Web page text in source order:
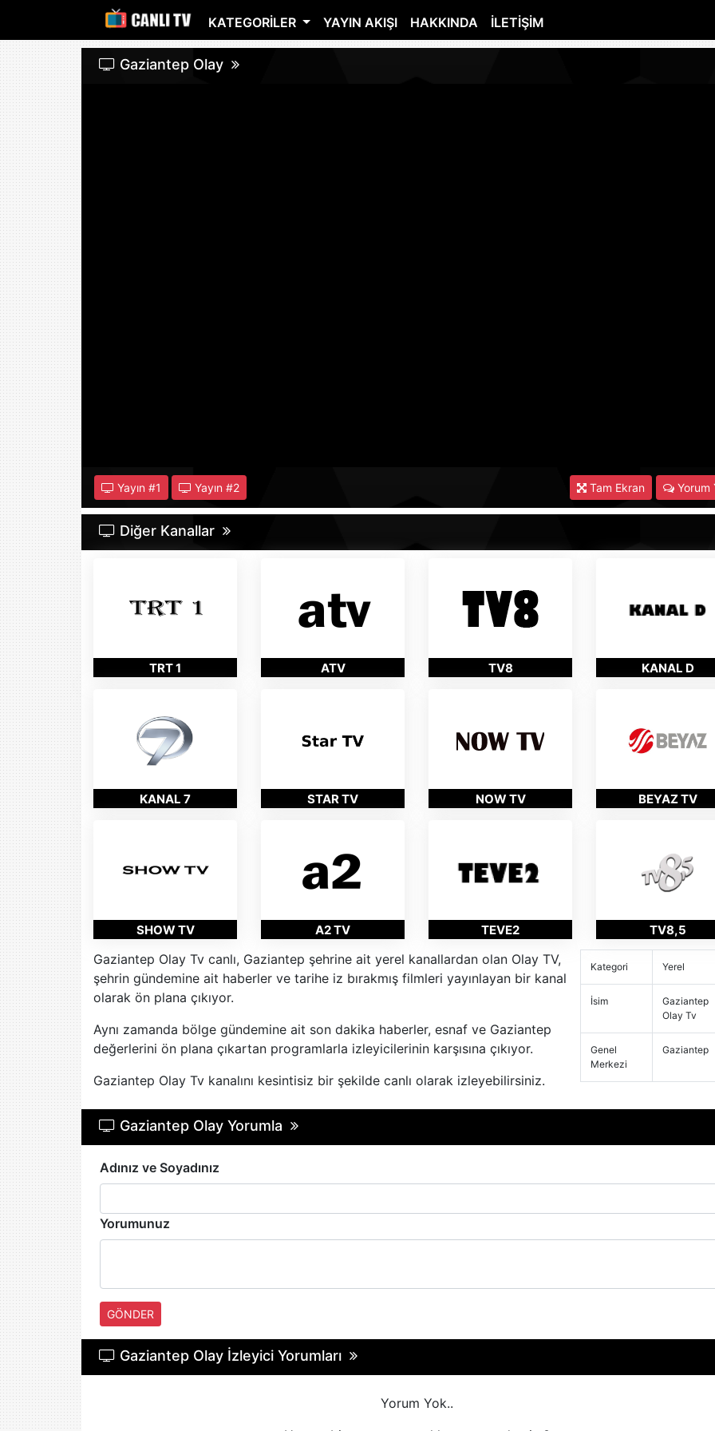
KATEGORILER YAYIN AKIŞI HAKKINDA İLETIŞIM
Gaziantep Olay
Yayın #1 Yayın #2 Tam Ekran Yorum
Diğer Kanallar
TRT 1 ATV TV8 KANAL D
KANAL 7 STAR TV NOW TV BEYAZ TV
SHOW TV A2 TV TEVE2 TV8,5
Kategori Yerel
İsim
Gaziantep
Olay Tv
Genel
Merkezi
Gaziantep
Gaziantep Olay Tv canlı, Gaziantep şehrine ait yerel kanallardan olan Olay TV,
şehrin gündemine ait haberler ve tarihe iz bırakmış filmleri yayınlayan bir kanal
olarak ön plana çıkıyor.
Aynı zamanda bölge gündemine ait son dakika haberler, esnaf ve Gaziantep
değerlerini ön plana çıkartan programlarla izleyicilerinin karşısına çıkıyor.
Gaziantep Olay Tv kanalını kesintisiz bir şekilde canlı olarak izleyebilirsiniz.
Gaziantep Olay Yorumla
Adınız ve Soyadınız
Yorumunuz
GÖNDER
Gaziantep Olay İzleyici Yorumları
Yorum Yok..